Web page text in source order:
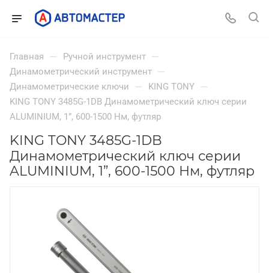
Главная — Ручной инструмент —
Динамометрический инструмент —
Динамометрические ключи — KING TONY —
KING TONY 3485G-1DB Динамометрический ключ серии
ALUMINIUM, 1”, 600-1500 Нм, футляр
KING TONY 3485G-1DB
Динамометрический ключ серии
ALUMINIUM, 1”, 600-1500 Нм, футляр